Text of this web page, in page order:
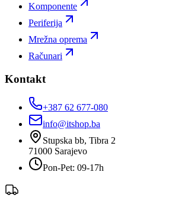
Komponente
Periferija
Mrežna oprema
Računari
Kontakt
+387 62 677-080
info@itshop.ba
Stupska bb, Tibra 2
71000 Sarajevo
Pon-Pet: 09-17h